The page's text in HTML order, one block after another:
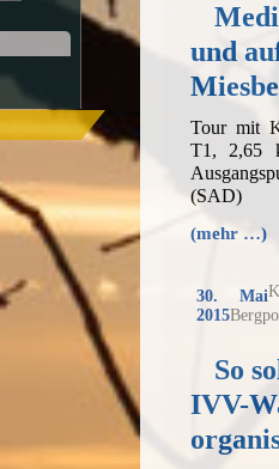
und
Tour mit
T1, 2,65
(SAD)
(mehr …)
30. Mai
2015
So
IVV-